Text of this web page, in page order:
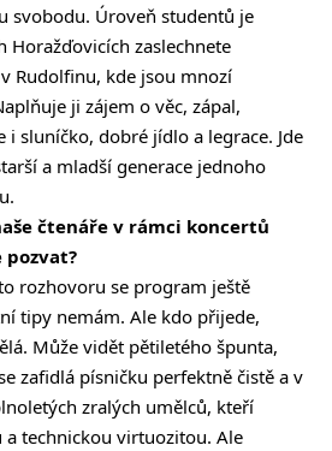
svobodu. Úroveň studentů je
Horažďovicích zaslechnete
Rudolfinu, kde jsou mnozí
ji zájem o věc, zápal,
i sluníčko, dobré jídlo a legrace. Jde
a mladší generace jednoho
čtenáře v rámci koncertů
pozvat?
rozhovoru se program ještě
tipy nemám. Ale kdo přijede,
Může vidět pětiletého špunta,
zafidlá písničku perfektně čistě a v
zralých umělců, kteří
technickou virtuozitou. Ale